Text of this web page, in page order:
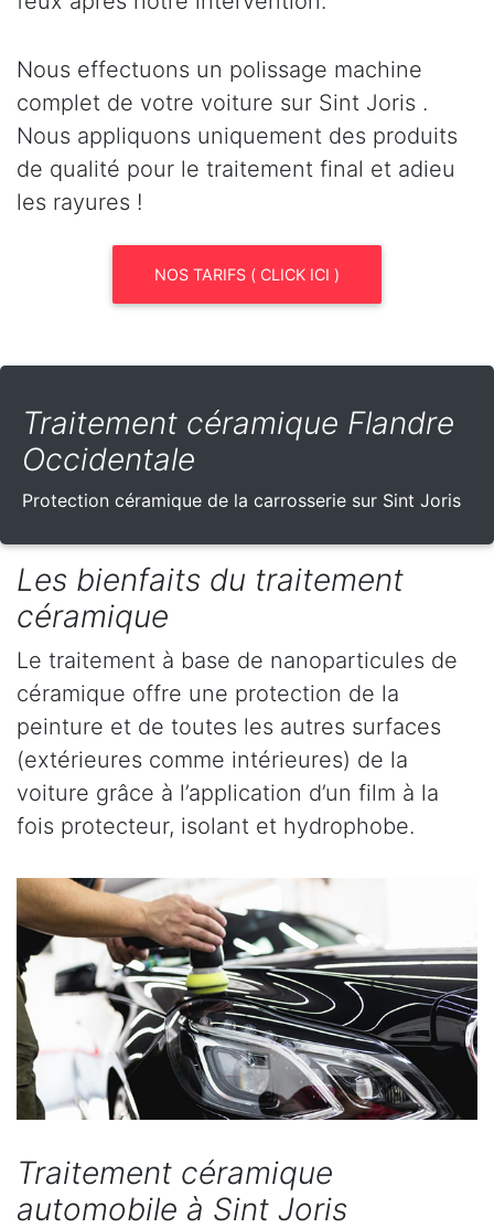
Nous effectuons un polissage machine
complet de votre voiture sur Sint Joris .
Nous appliquons uniquement des produits
de qualité pour le traitement final et adieu
les rayures !
NOS TARIFS ( CLICK ICI )
Traitement céramique Flandre
Occidentale
Protection céramique de la carrosserie sur Sint Joris
Les bienfaits du traitement
céramique
Le traitement à base de nanoparticules de
céramique offre une protection de la
peinture et de toutes les autres surfaces
(extérieures comme intérieures) de la
voiture grâce à l’application d’un film à la
fois protecteur, isolant et hydrophobe.
Traitement céramique
automobile à Sint Joris